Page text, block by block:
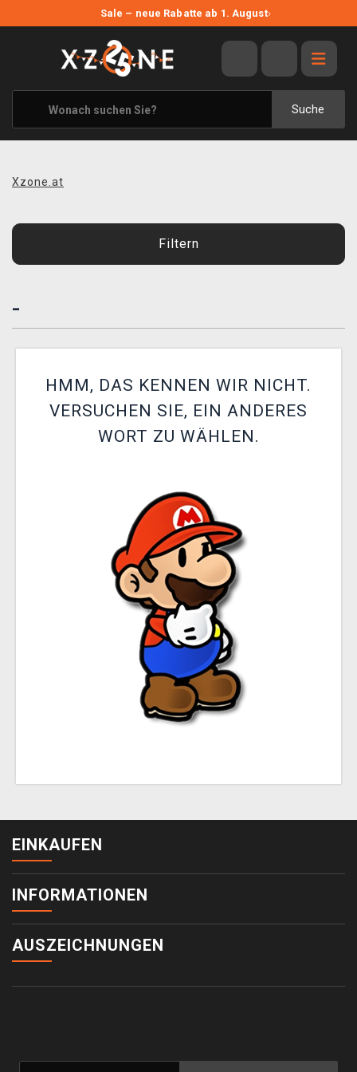
Sale – neue Rabatte ab 1. August›
Suche
ANGEBOTE
ALLE MARKEN
XZONE ORIGINALS
KLEIDUNG & ACCESSOIRES
BLOG
XZONE CLUB
Xzone.at
Filtern
-
HMM, DAS KENNEN WIR NICHT.
VERSUCHEN SIE, EIN ANDERES
WORT ZU WÄHLEN.
EINKAUFEN
INFORMATIONEN
AUSZEICHNUNGEN